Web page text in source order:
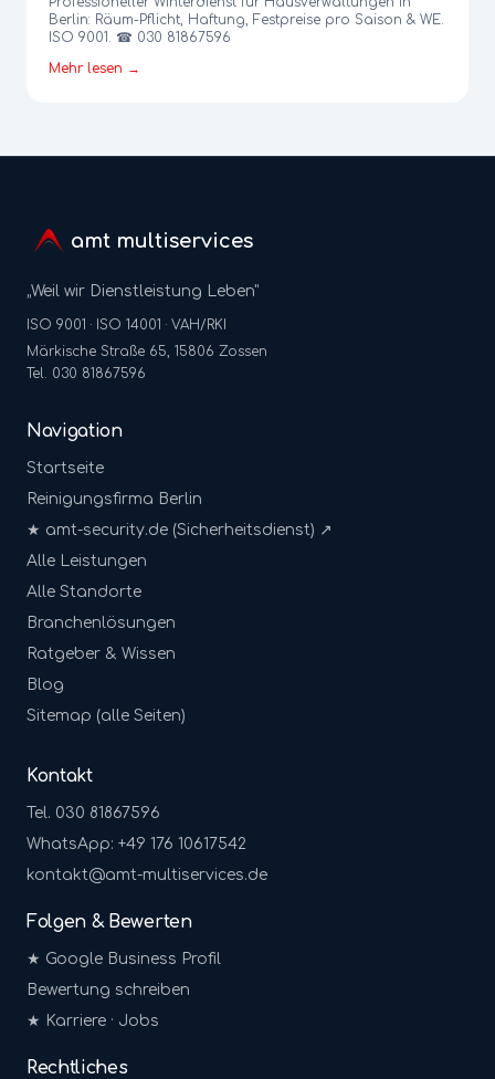
Berlin: Räum-Pflicht, Haftung, Festpreise pro Saison & WE.
ISO 9001. ☎ 030 81867596
Mehr lesen →
amt multiservices
„Weil wir Dienstleistung Leben"
ISO 9001 · ISO 14001 · VAH/RKI
Märkische Straße 65, 15806 Zossen
Tel. 030 81867596
Navigation
Startseite
Reinigungsfirma Berlin
★ amt-security.de (Sicherheitsdienst) ↗
Alle Leistungen
Alle Standorte
Branchenlösungen
Ratgeber & Wissen
Blog
Sitemap (alle Seiten)
Kontakt
Tel. 030 81867596
WhatsApp: +49 176 10617542
kontakt@amt-multiservices.de
Folgen & Bewerten
★ Google Business Profil
Bewertung schreiben
★ Karriere · Jobs
Rechtliches